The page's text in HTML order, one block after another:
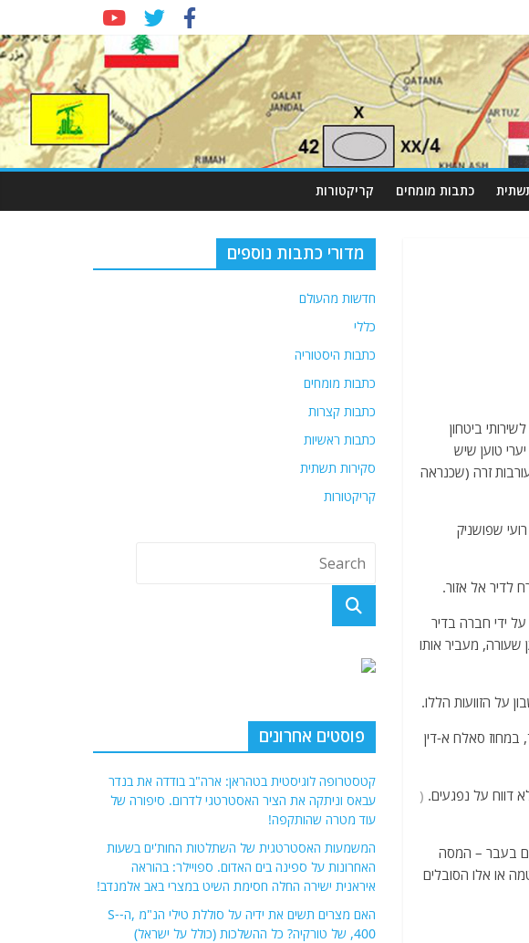
כתבות מומחים קריקטורות
ביטחון
טוען שיש
זרה (שכנראה
שפושניק
לדיר אל אזור.
ידי חברה בדיר
מעביר אותו
על הזוועות הללו.
במחוז סאלח א-דין
דווח על נפגעים. (
בעבר – המסה
או אלו הסובלים
מדורי כתבות נוספים
חדשות מהעולם
כללי
כתבות היסטוריה
כתבות מומחים
כתבות קצרות
כתבות ראשיות
סקירות תשתית
קריקטורות
פוסטים אחרונים
קטסטרופה לוגיסטית בטהראן: ארה"ב בודדה את בנדר
עבאס וניתקה את הציר האסטרטגי לדרום. סיפורה של
עוד מטרה שהותקפה!
המשמעות האסטרטגית של השתלטות החות'ים בשעות
האחרונות על ספינה בים האדום. ספויילר: בהוראה
איראנית ישירה החלה חסימת השיט במצרי באב אלמנדב!
האם מצרים תשים את ידיה על סוללת טילי הנ"מ ,ה-S-
400, של טורקיה? כל ההשלכות (כולל על ישראל)